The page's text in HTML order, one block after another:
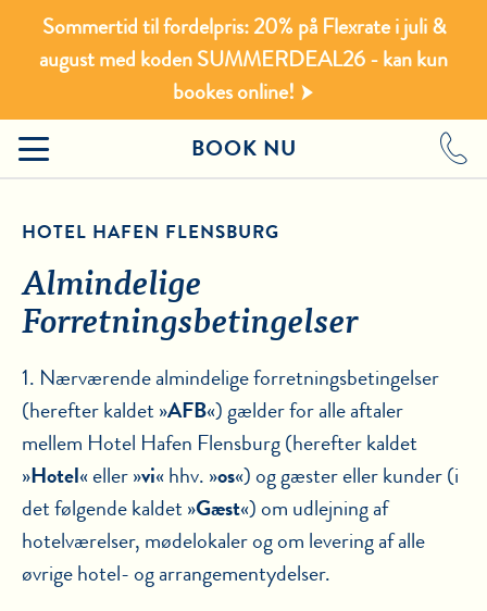
Sommertid til fordelpris: 20% på Flexrate i juli &
august med koden SUMMERDEAL26 - kan kun
bookes online!
BOOK NU
HOTEL HAFEN FLENSBURG
Almindelige
Forretningsbetingelser
1. Nærværende almindelige forretningsbetingelser
(herefter kaldet »AFB«) gælder for alle aftaler
mellem Hotel Hafen Flensburg (herefter kaldet
»Hotel« eller »vi« hhv. »os«) og gæster eller kunder (i
det følgende kaldet »Gæst«) om udlejning af
hotelværelser, mødelokaler og om levering af alle
øvrige hotel- og arrangementydelser.